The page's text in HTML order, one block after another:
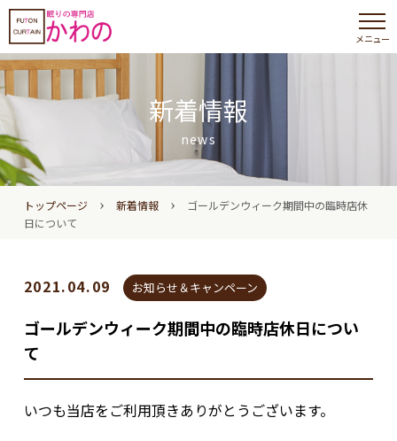
メニュー
新着情報
news
トップページ › 新着情報 ›
ゴールデンウィーク期間中の臨時店休
日について
2021.04.09 お知らせ＆キャンペーン
ゴールデンウィーク期間中の臨時店休日につい
て
いつも当店をご利用頂きありがとうございます。